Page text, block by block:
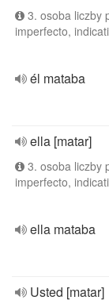
3. osoba liczby
imperfecto,
él mataba
ella [matar]
3. osoba liczby
imperfecto,
ella mataba
Usted [matar]